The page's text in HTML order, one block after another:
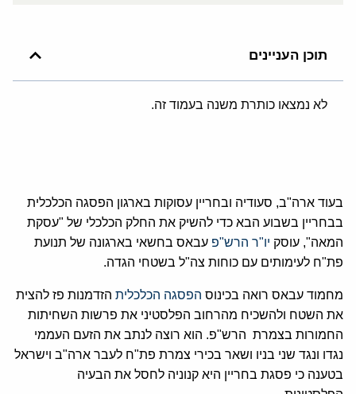
תוכן העניינים
לא נמצאו כותרת משנה בעמוד זה.
בעוד ארה"ב, סעודיה ובחריין עסוקות בארגון הפסגה הכלכלית
בבחריין בשבוע הבא כדי להשיק את החלק הכלכלי של "עסקת
המאה", עוסק יו"ר הרש"פ עבאס בחשאי בארגונה של תנועת
פת"ח לעימותים עם כוחות צה"ל בשטחי הגדה.
מחמוד עבאס רואה בכינוס הפסגה הכלכלית הזדמנות פז להצית
את השטח ולהשכיח מהרחוב הפלסטיני את פרשות השחיתות
החמורות בצמרת הרש"פ. הוא רוצה לנתב את הזעם העממי
נגדו ונגד שני בניו ושאר בכירי צמרת פת"ח לעבר ארה"ב וישראל
בטענה כי פסגת בחריין היא קנוניה לחסל את הבעיה